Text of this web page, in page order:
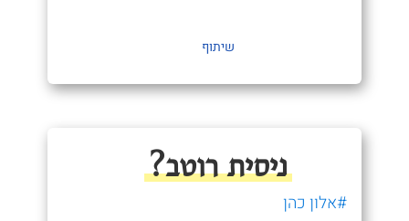
שיתוף
ניסית רוטב?
#אלון כהן